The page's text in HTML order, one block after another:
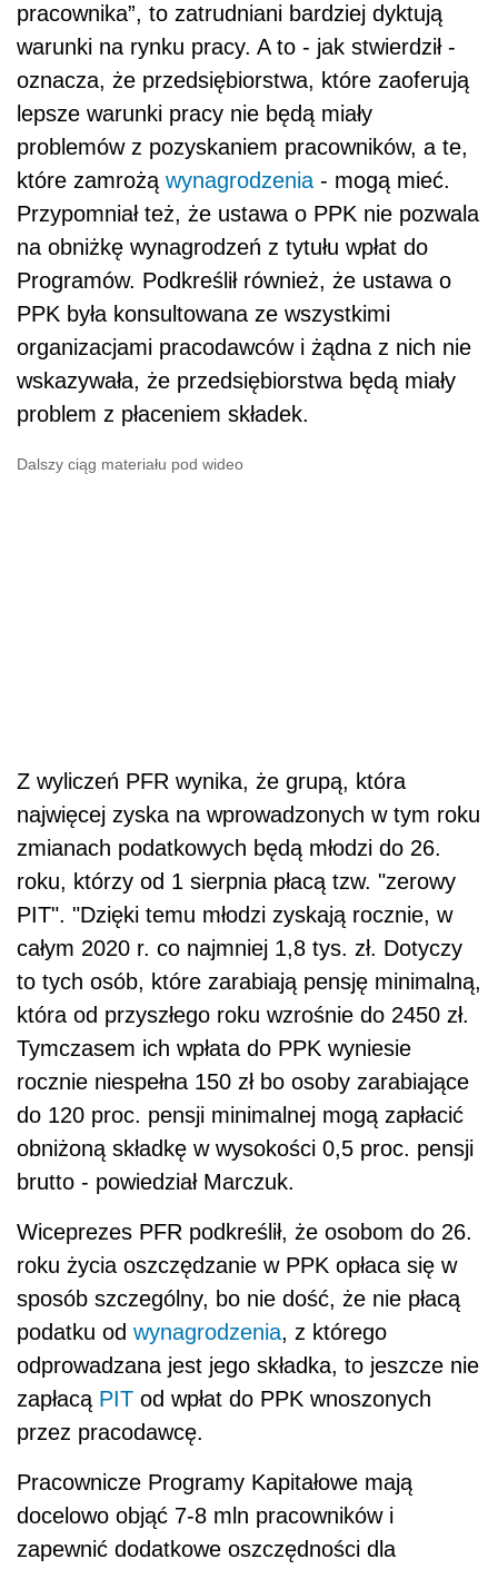
pracownika”, to zatrudniani bardziej dyktują
warunki na rynku pracy. A to - jak stwierdził -
oznacza, że przedsiębiorstwa, które zaoferują
lepsze warunki pracy nie będą miały
problemów z pozyskaniem pracowników, a te,
które zamrożą wynagrodzenia - mogą mieć.
Przypomniał też, że ustawa o PPK nie pozwala
na obniżkę wynagrodzeń z tytułu wpłat do
Programów. Podkreślił również, że ustawa o
PPK była konsultowana ze wszystkimi
organizacjami pracodawców i żądna z nich nie
wskazywała, że przedsiębiorstwa będą miały
problem z płaceniem składek.
Dalszy ciąg materiału pod wideo
Z wyliczeń PFR wynika, że grupą, która
najwięcej zyska na wprowadzonych w tym roku
zmianach podatkowych będą młodzi do 26.
roku, którzy od 1 sierpnia płacą tzw. "zerowy
PIT". "Dzięki temu młodzi zyskają rocznie, w
całym 2020 r. co najmniej 1,8 tys. zł. Dotyczy
to tych osób, które zarabiają pensję minimalną,
która od przyszłego roku wzrośnie do 2450 zł.
Tymczasem ich wpłata do PPK wyniesie
rocznie niespełna 150 zł bo osoby zarabiające
do 120 proc. pensji minimalnej mogą zapłacić
obniżoną składkę w wysokości 0,5 proc. pensji
brutto - powiedział Marczuk.
Wiceprezes PFR podkreślił, że osobom do 26.
roku życia oszczędzanie w PPK opłaca się w
sposób szczególny, bo nie dość, że nie płacą
podatku od wynagrodzenia, z którego
odprowadzana jest jego składka, to jeszcze nie
zapłacą PIT od wpłat do PPK wnoszonych
przez pracodawcę.
Pracownicze Programy Kapitałowe mają
docelowo objąć 7-8 mln pracowników i
zapewnić dodatkowe oszczędności dla